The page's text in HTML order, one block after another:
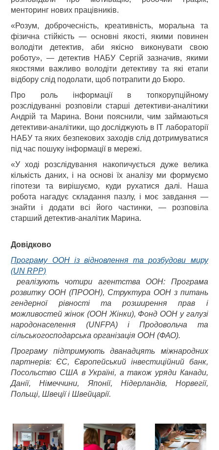
менторинг нових працівників.
«Розум, доброчесність, креативність, моральна та
фізична стійкість — основні якості, якими повинен
володіти детектив, аби якісно виконувати свою
роботу», — детектив НАБУ Сергій зазначив, якими
якостями важливо володіти детективу та які етапи
відбору слід подолати, щоб потрапити до Бюро.
Про роль інформації в топкорупційному
розслідуванні розповіли старші детективи-аналітики
Андрій та Марина. Вони пояснили, чим займаються
детективи-аналітики, що досліджують в ІТ лабораторії
НАБУ та яких безпекових заходів слід дотримуватися
під час пошуку інформації в мережі.
«У ході розслідування накопичується дуже велика
кількість даних, і на основі їх аналізу ми формуємо
гіпотези та вирішуємо, куди рухатися далі. Наша
робота нагадує складання пазлу, і моє завдання —
знайти і додати всі його частинки, — розповіла
старший детектив-аналітик Марина.
Довідково
Програму ООН із відновлення та розбудови миру
(UN RPP)
реалізують чотири агентства ООН: Програма
розвитку ООН (ПРООН), Структура ООН з питань
гендерної рівності та розширення прав
і
можливостей жінок (ООН Жінки), Фонд ООН у галузі
народонаселення (UNFPA) і Продовольча та
сільськогосподарська організація ООН (ФАО).
Програму підтримують дванадцять міжнародних
партнерів: ЄС, Європейський інвестиційний банк,
Посольство США в Україні, а також уряди Канади,
Данії, Німеччини, Японії, Нідерландів, Норвегії,
Польщі, Швеції і Швейцарії.